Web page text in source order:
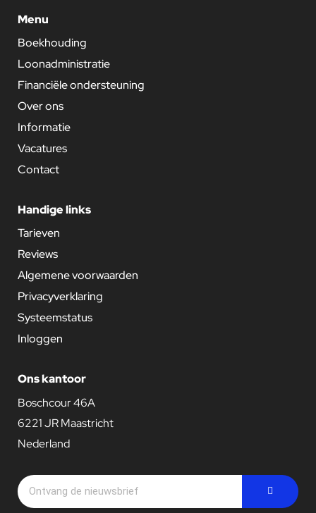
Menu
Boekhouding
Loonadministratie
Financiële ondersteuning
Over ons
Informatie
Vacatures
Contact
Handige links
Tarieven
Reviews
Algemene voorwaarden
Privacyverklaring
Systeemstatus
Inloggen
Ons kantoor
Boschcour 46A
6221 JR Maastricht
Nederland